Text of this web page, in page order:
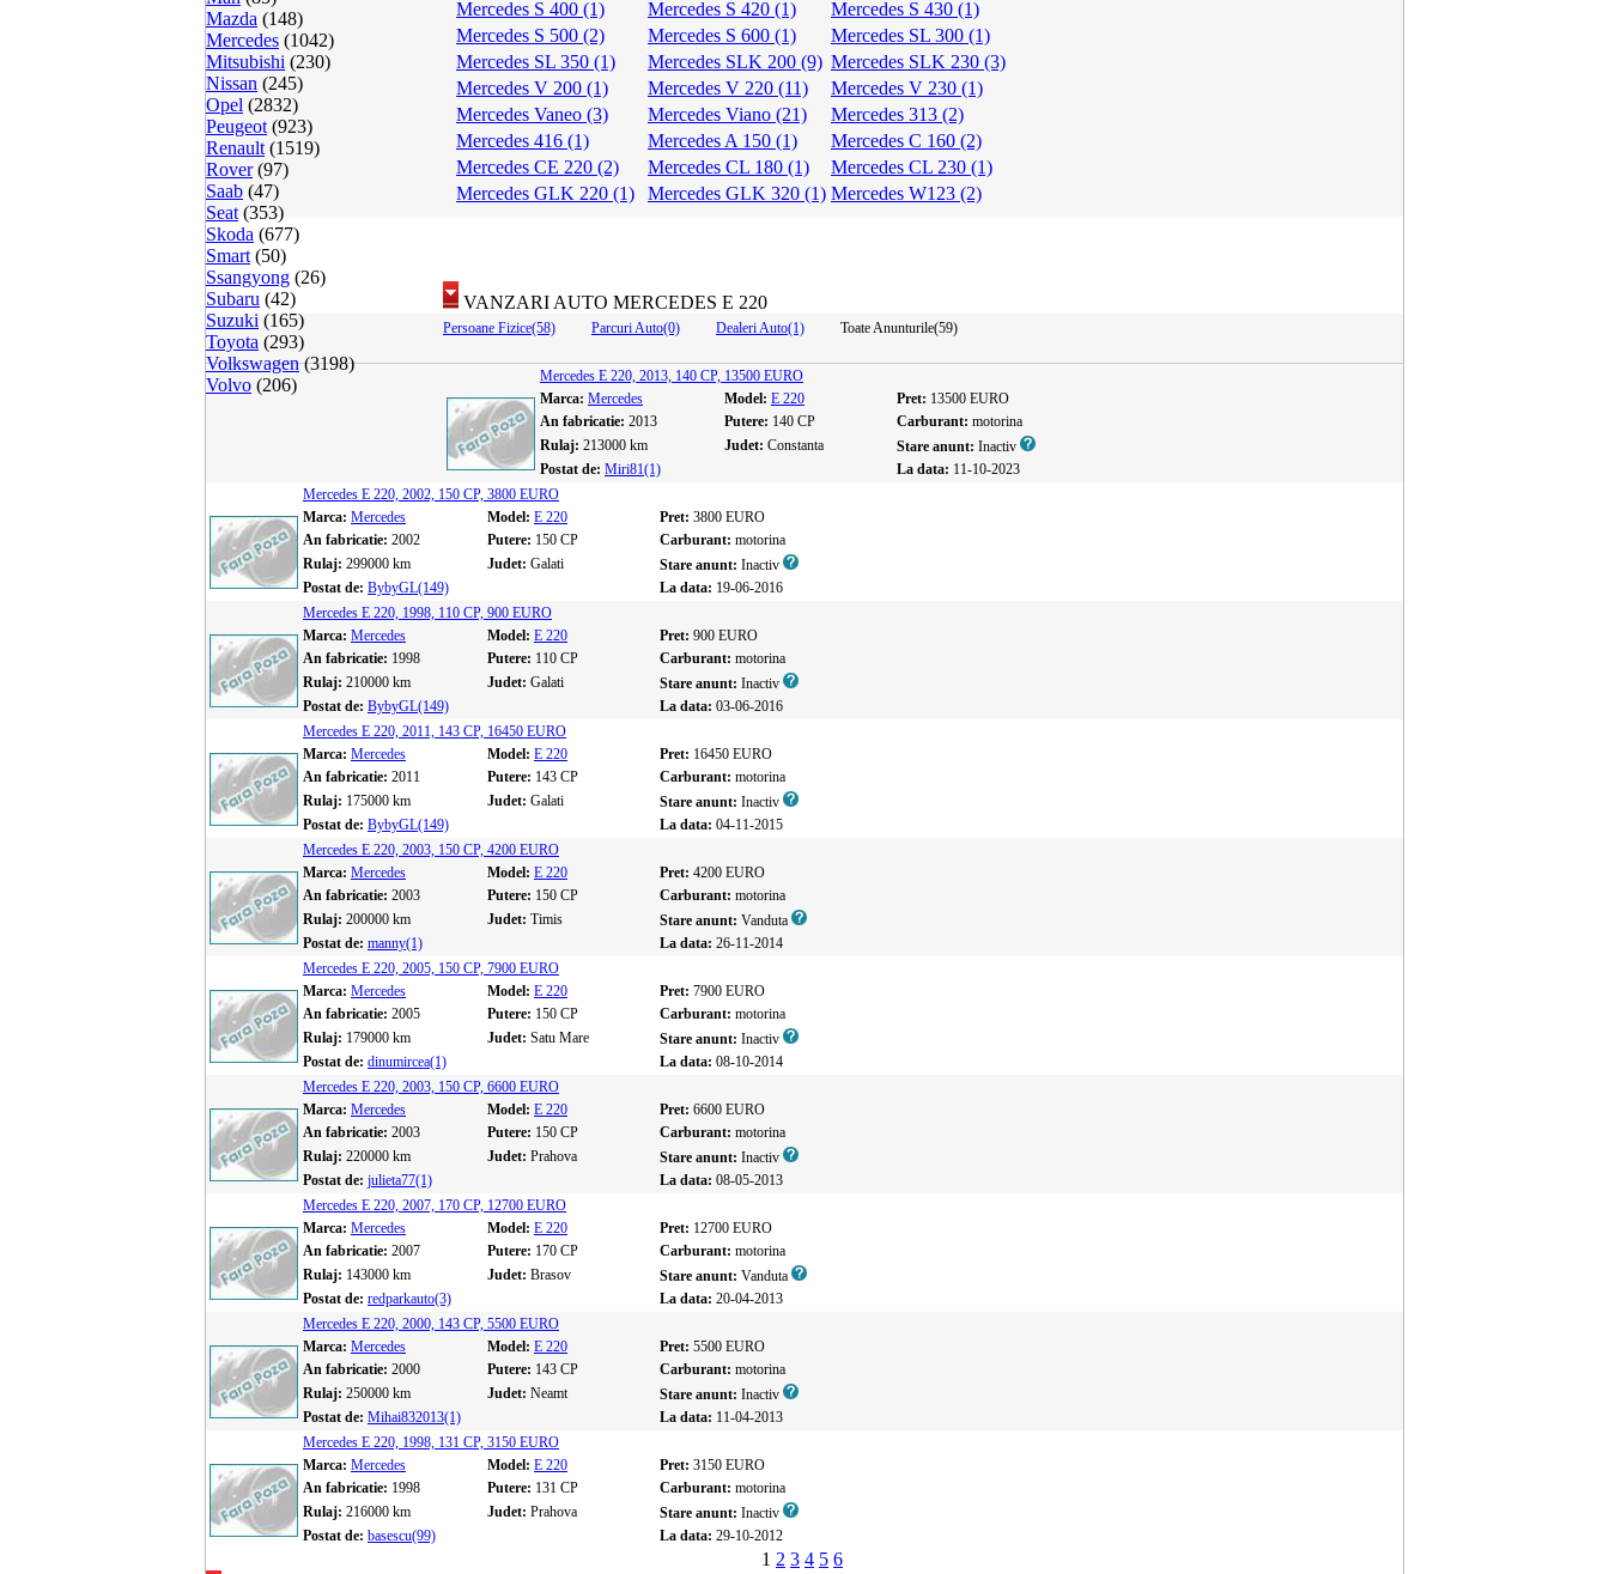
Mazda (148)
Mercedes (1042)
Mitsubishi (230)
Nissan (245)
Opel (2832)
Peugeot (923)
Renault (1519)
Rover(97)
Saab (47)
Seat(353)
Skoda (677)
Smart (50)
Ssangyong (26)
Subaru (42)
Suzuki (165)
Toyota (293)
Volkswagen(3198)
Volvo (206)
Mercedes S 400 (1)
Mercedes S 420 (1)
Mercedes S 430 (1)
Mercedes S 500 (2)
Mercedes S 600 (1)
Mercedes SL 300 (1)
Mercedes SL 350 (1)
Mercedes SLK 200 (9) Mercedes SLK 230 (3)
Mercedes V 200 (1)
Mercedes V 220 (11)
Mercedes V 230 (1)
Mercedes Vaneo (3)
Mercedes Viano (21)
Mercedes 313 (2)
Mercedes 416 (1)
Mercedes A 150 (1)
Mercedes C 160 (2)
Mercedes CE 220 (2)
Mercedes CL 180 (1)
Mercedes CL 230 (1)
Mercedes GLK 220 (1)
Mercedes GLK 320 (1) Mercedes W123 (2)
VANZARI AUTO MERCEDES E 220
Persoane Fizice(58) Parcuri Auto(0) Dealeri Auto(1) Toate Anunturile(59)
Mercedes E 220, 2013, 140 CP, 13500 EURO
Marca: Mercedes Model: E 220 Pret: 13500 EURO
An fabricatie: 2013 Putere: 140 CP Carburant: motorina
Rulaj: 213000 km Judet: Constanta Stare anunt: Inactiv
Postat de: Miri81(1) La data: 11-10-2023
Mercedes E 220, 2002, 150 CP, 3800 EURO
Marca: Mercedes Model: E 220 Pret: 3800 EURO
An fabricatie: 2002 Putere: 150 CP Carburant: motorina
Rulaj: 299000 km Judet: Galati Stare anunt: Inactiv
Postat de: BybyGL(149) La data: 19-06-2016
Mercedes E 220, 1998, 110 CP, 900 EURO
Marca: Mercedes Model: E 220 Pret: 900 EURO
An fabricatie: 1998 Putere: 110 CP Carburant: motorina
Rulaj: 210000 km Judet: Galati Stare anunt: Inactiv
Postat de: BybyGL(149) La data: 03-06-2016
Mercedes E 220, 2011, 143 CP, 16450 EURO
Marca: Mercedes Model: E 220 Pret: 16450 EURO
An fabricatie: 2011 Putere: 143 CP Carburant: motorina
Rulaj: 175000 km Judet: Galati Stare anunt: Inactiv
Postat de: BybyGL(149) La data: 04-11-2015
Mercedes E 220, 2003, 150 CP, 4200 EURO
Marca: Mercedes Model: E 220 Pret: 4200 EURO
An fabricatie: 2003 Putere: 150 CP Carburant: motorina
Rulaj: 200000 km Judet: Timis Stare anunt: Vanduta
Postat de: manny(1) La data: 26-11-2014
Mercedes E 220, 2005, 150 CP, 7900 EURO
Marca: Mercedes Model: E 220 Pret: 7900 EURO
An fabricatie: 2005 Putere: 150 CP Carburant: motorina
Rulaj: 179000 km Judet: Satu Mare Stare anunt: Inactiv
Postat de: dinumircea(1) La data: 08-10-2014
Mercedes E 220, 2003, 150 CP, 6600 EURO
Marca: Mercedes Model: E 220 Pret: 6600 EURO
An fabricatie: 2003 Putere: 150 CP Carburant: motorina
Rulaj: 220000 km Judet: Prahova Stare anunt: Inactiv
Postat de: julieta77(1) La data: 08-05-2013
Mercedes E 220, 2007, 170 CP, 12700 EURO
Marca: Mercedes Model: E 220 Pret: 12700 EURO
An fabricatie: 2007 Putere: 170 CP Carburant: motorina
Rulaj: 143000 km Judet: Brasov Stare anunt: Vanduta
Postat de: redparkauto(3) La data: 20-04-2013
Mercedes E 220, 2000, 143 CP, 5500 EURO
Marca: Mercedes Model: E 220 Pret: 5500 EURO
An fabricatie: 2000 Putere: 143 CP Carburant: motorina
Rulaj: 250000 km Judet: Neamt Stare anunt: Inactiv
Postat de: Mihai832013(1) La data: 11-04-2013
Mercedes E 220, 1998, 131 CP, 3150 EURO
Marca: Mercedes Model: E 220 Pret: 3150 EURO
An fabricatie: 1998 Putere: 131 CP Carburant: motorina
Rulaj: 216000 km Judet: Prahova Stare anunt: Inactiv
Postat de: basescu(99) La data: 29-10-2012
1 2 3 4 5 6